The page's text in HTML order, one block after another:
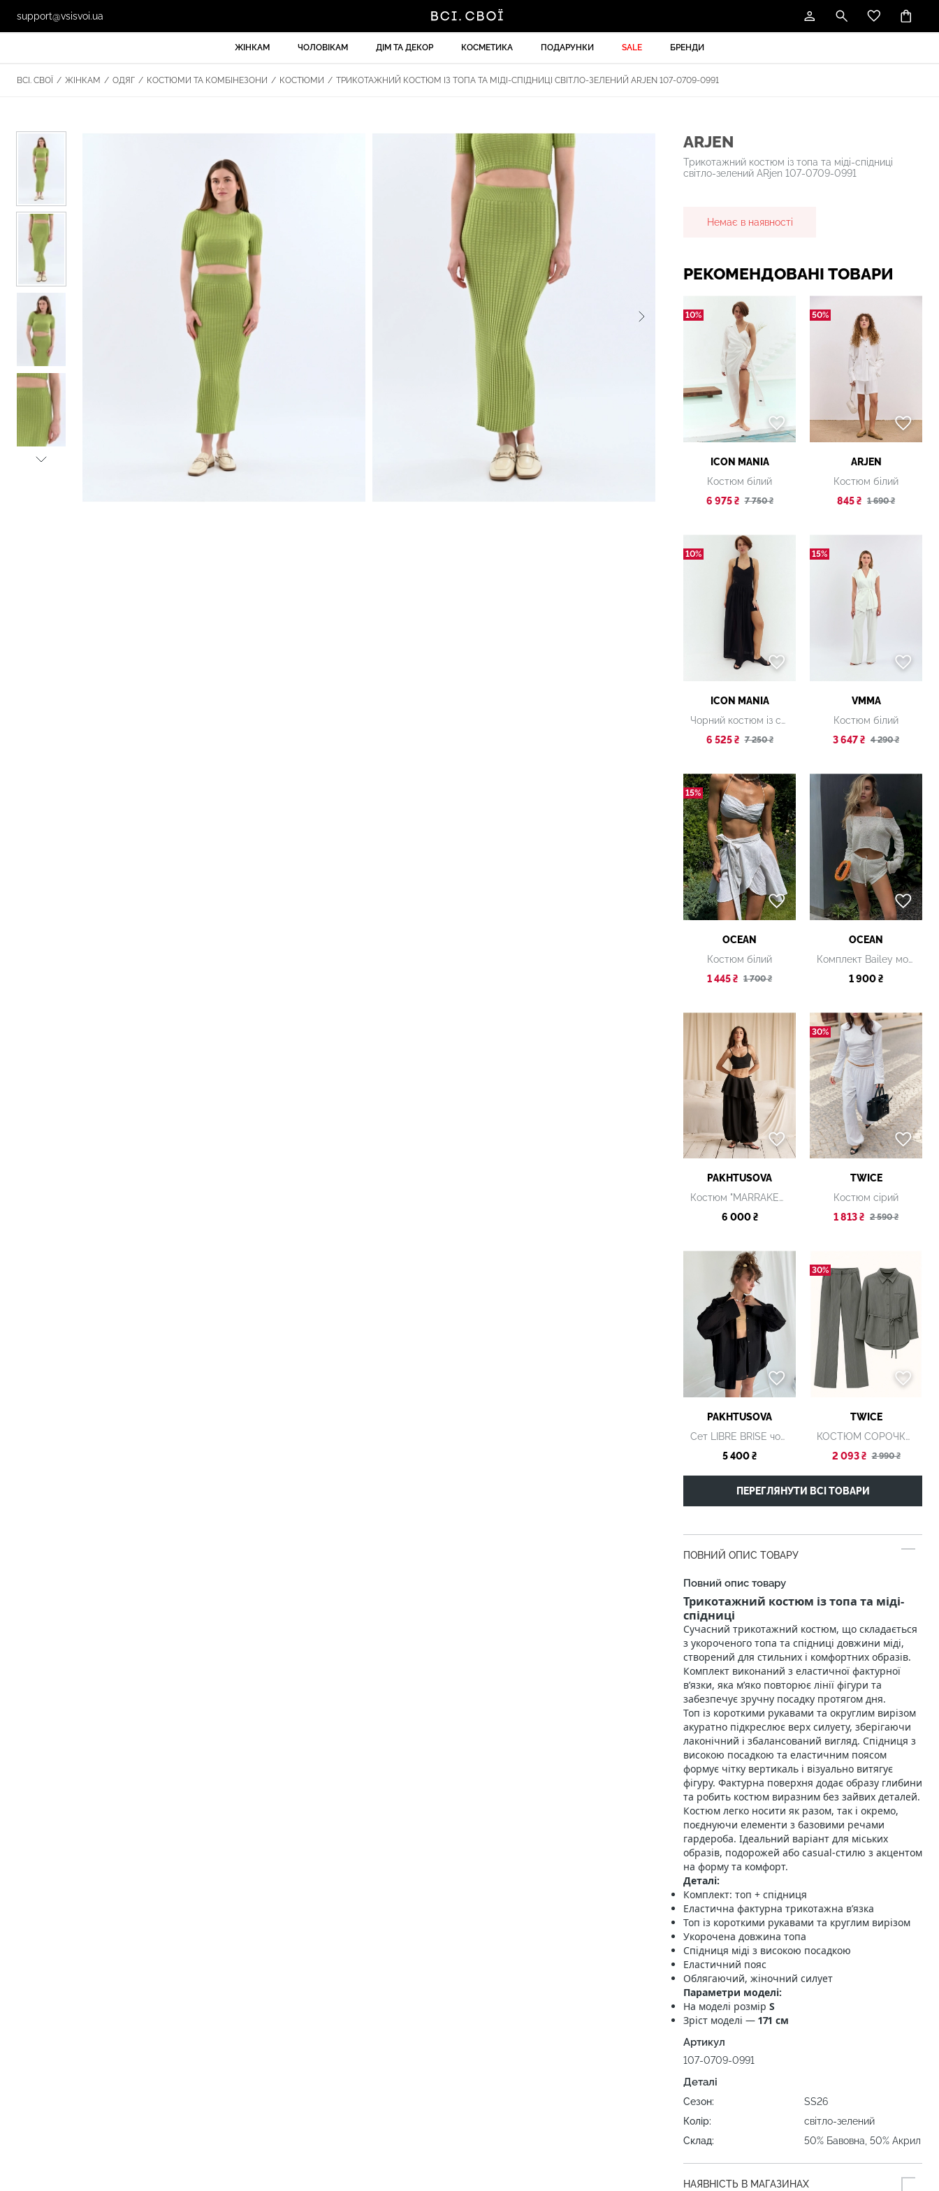
support@vsisvoi.ua
ЖІНКАМ ЧОЛОВІКАМ ДІМ ТА ДЕКОР КОСМЕТИКА ПОДАРУНКИ SALE БРЕНДИ
ВСІ. СВОЇ / ЖІНКАМ / ОДЯГ / КОСТЮМИ ТА КОМБІНЕЗОНИ / КОСТЮМИ / ТРИКОТАЖНИЙ КОСТЮМ ІЗ ТОПА ТА МІДІ-СПІДНИЦІ СВІТЛО-ЗЕЛЕНИЙ ARJEN 107-0709-0991
ARJEN
Трикотажний костюм із топа та міді-спідниці
світло-зелений ARjen 107-0709-0991
Немає в наявності
РЕКОМЕНДОВАНІ ТОВАРИ
10%
ICON MANIA
Костюм білий
6 975 ₴ 7 750 ₴
50%
ARJEN
Костюм білий
845 ₴ 1 690 ₴
10%
ICON MANIA
Чорний костюм із суконь
6 525 ₴ 7 250 ₴
15%
VMMA
Костюм білий
3 647 ₴ 4 290 ₴
15%
OCEAN
Костюм білий
1 445 ₴ 1 700 ₴
OCEAN
Комплект Bailey молочний
1 900 ₴
PAKHTUSOVA
Костюм "MARRAKECH" чорний
6 000 ₴
30%
TWICE
Костюм сірий
1 813 ₴ 2 590 ₴
PAKHTUSOVA
Сет LIBRE BRISE чорний
5 400 ₴
30%
TWICE
КОСТЮМ СОРОЧКА ТА ШТАНИ SU003
2 093 ₴ 2 990 ₴
ПЕРЕГЛЯНУТИ ВСІ ТОВАРИ
ПОВНИЙ ОПИС ТОВАРУ
Повний опис товару
Трикотажний костюм із топа та міді-
спідниці
Сучасний трикотажний костюм, що складається
з укороченого топа та спідниці довжини міді,
створений для стильних і комфортних образів.
Комплект виконаний з еластичної фактурної
в’язки, яка м’яко повторює лінії фігури та
забезпечує зручну посадку протягом дня.
Топ із короткими рукавами та округлим вирізом
акуратно підкреслює верх силуету, зберігаючи
лаконічний і збалансований вигляд. Спідниця з
високою посадкою та еластичним поясом
формує чітку вертикаль і візуально витягує
фігуру. Фактурна поверхня додає образу глибини
та робить костюм виразним без зайвих деталей.
Костюм легко носити як разом, так і окремо,
поєднуючи елементи з базовими речами
гардероба. Ідеальний варіант для міських
образів, подорожей або casual‑стилю з акцентом
на форму та комфорт.
Деталі:
Комплект: топ + спідниця
Еластична фактурна трикотажна в’язка
Топ із короткими рукавами та круглим вирізом
Укорочена довжина топа
Спідниця міді з високою посадкою
Еластичний пояс
Облягаючий, жіночний силует
Параметри моделі:
На моделі розмір S
Зріст моделі — 171 см
Артикул
107-0709-0991
Деталі
Сезон:
SS26
Колір:
світло-зелений
Склад:
50% Бавовна, 50% Акрил
НАЯВНІСТЬ В МАГАЗИНАХ